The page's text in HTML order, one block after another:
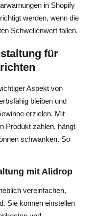
in Shopify
werden, wenn die
Schwellenwert fallen.
für
Aspekt von
bleiben und
erzielen. Mit
Produkt zahlen, hängt
schwanken. So
mit Alidrop
vereinfachen,
Sie können einstellen